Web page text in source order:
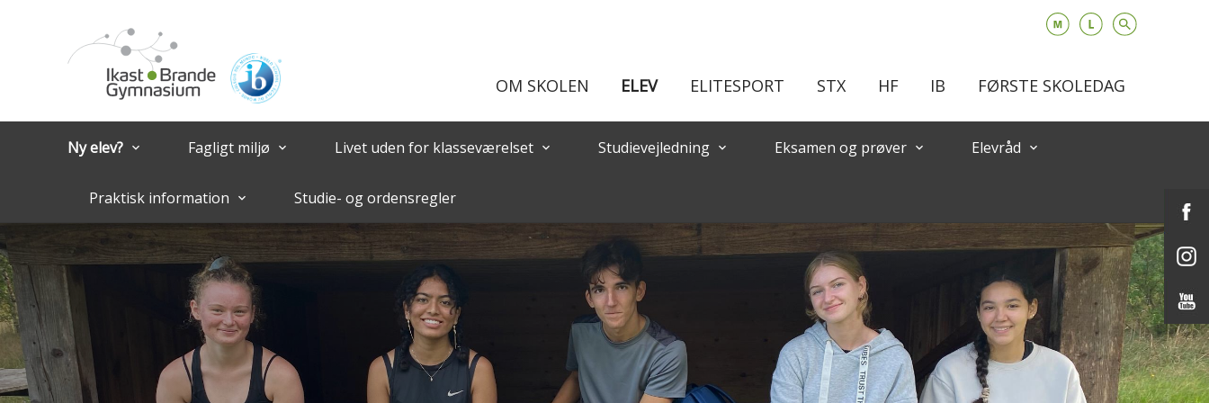
OM SKOLEN ELEV ELITESPORT STX HF IB FØRSTE SKOLEDAG
Ny elev? keyboard_arrow_down Fagligt miljø keyboard_arrow_down Livet uden for klasseværelset keyboard_arrow_down Studievejledning keyboard_arrow_down Eksamen og prøver keyboard_arrow_down Elevråd keyboard_arrow_down
Praktisk information keyboard_arrow_down Studie- og ordensregler